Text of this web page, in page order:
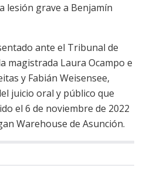
lesión grave a Benjamín
ante el Tribunal de
magistrada Laura Ocampo e
y Fabián Weisensee,
juicio oral y público que
el 6 de noviembre de 2022
Warehouse de Asunción.